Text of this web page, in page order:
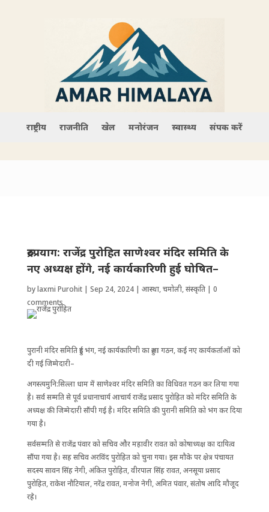
राष्ट्रीय राजनीति खेल मनोरंजन स्वास्थ्य संपर्क करें
रुद्रप्रयाग: राजेंद्र पुरोहित साणेश्वर मंदिर समिति के
नए अध्यक्ष होंगे, नई कार्यकारिणी हुई घो​षित–
bylaxmi Purohit| Sep 24, 2024| आस्था,चमोली,संस्कृति| 0
comments
पुरानी मंदिर समिति हुई भंग, नई कार्यकारिणी का हुआ गठन, कई नए कार्यकर्ताओं को
दी गई जिम्मेदारी–
अगस्त्यमुनि:सिल्ला धाम में साणेश्वर मंदिर समिति का वि​धिवत गठन कर लिया गया
है। सर्व सम्मति से पूर्व प्रधानाचार्य आचार्य राजेंद्र प्रसाद पुरोहित को मंदिर समिति के
अध्यक्ष की जिम्मेदारी सौंपी गई है। मंदिर समिति की पुरानी समिति को भंग कर दिया
गया है।
सर्वसम्मति से राजेंद्र पंवार को सचिव और महावीर रावत को कोषाध्यक्ष का दायित्व
सौंपा गया है। सह सचिव अरविंद पुरोहित को चुना गया। इस मौके पर क्षेत्र पंचायत
सदस्य सावन सिंह नेगी, अंकित पुरोहित, वीरपाल सिंह रावत, अनसूया प्रसाद
पुरोहित, राकेश नौटियाल, नरेंद्र रावत, मनोज नेगी, अमित पंवार, संतोष आदि मौजूद
रहे।